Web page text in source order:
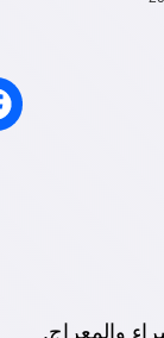
والمعراج.